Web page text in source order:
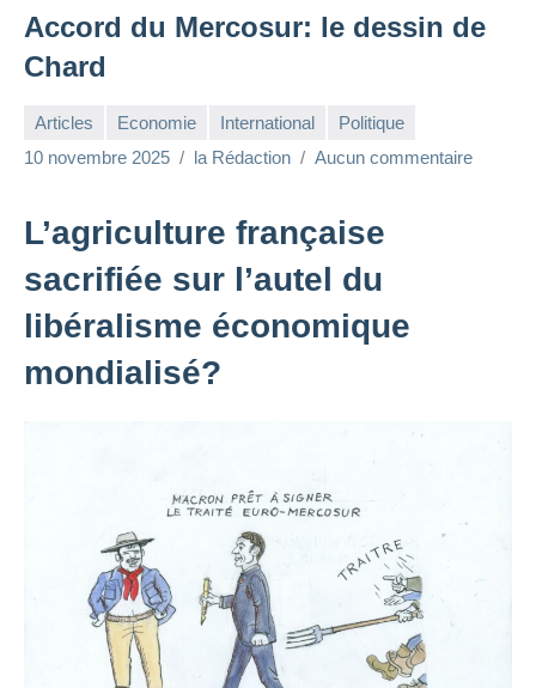
Accord du Mercosur: le dessin de
Chard
Articles Economie International
Politique
10 novembre 2025
la Rédaction Aucun commentaire
L’agriculture française
sacrifiée sur l’autel du
libéralisme économique
mondialisé?